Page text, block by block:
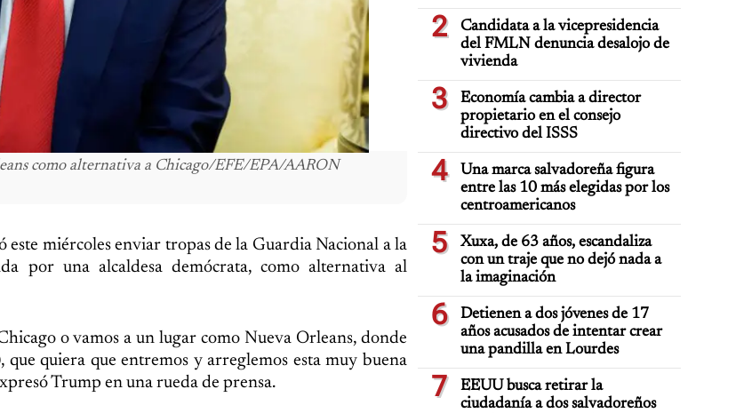
como alternativa a Chicago/EFE/EPA/AARON
este miércoles enviar tropas de la Guardia Nacional a la
por una alcaldesa demócrata, como alternativa al
o vamos a un lugar como Nueva Orleans, donde
quiera que entremos y arreglemos esta muy buena
Trump en una rueda de prensa.
TPS
2
Candidata a la vicepresidencia
del FMLN denuncia desalojo de
vivienda
3
Economía cambia a director
propietario en el consejo
directivo del ISSS
4
Una marca salvadoreña figura
entre las 10 más elegidas por los
centroamericanos
5
Xuxa, de 63 años, escandaliza
con un traje que no dejó nada a
la imaginación
6
Detienen a dos jóvenes de 17
años acusados de intentar crear
una pandilla en Lourdes
7
EEUU busca retirar la
ciudadanía a dos salvadoreños